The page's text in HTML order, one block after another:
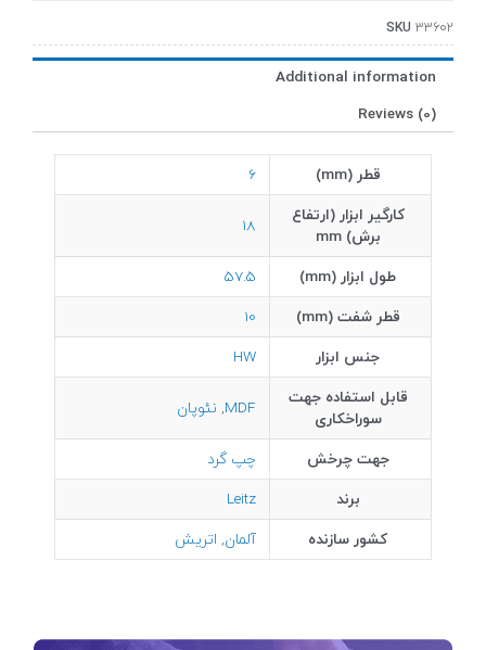
SKU 33602
Additional information
Reviews (0)
قطر (mm)
6
کارگیر ابزار (ارتفاع
برش) mm
18
طول ابزار (mm)
57.5
قطر شفت (mm)
10
جنس ابزار
HW
قابل استفاده جهت
سوراخکاری
MDF
, نئوپان
جهت چرخش
چپ گرد
برند
Leitz
کشور سازنده
آلمان, اتریش